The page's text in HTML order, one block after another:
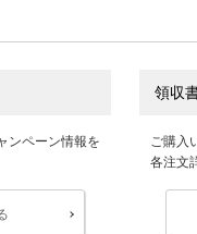
ンペーン情報を
領収
ご購入
各注文